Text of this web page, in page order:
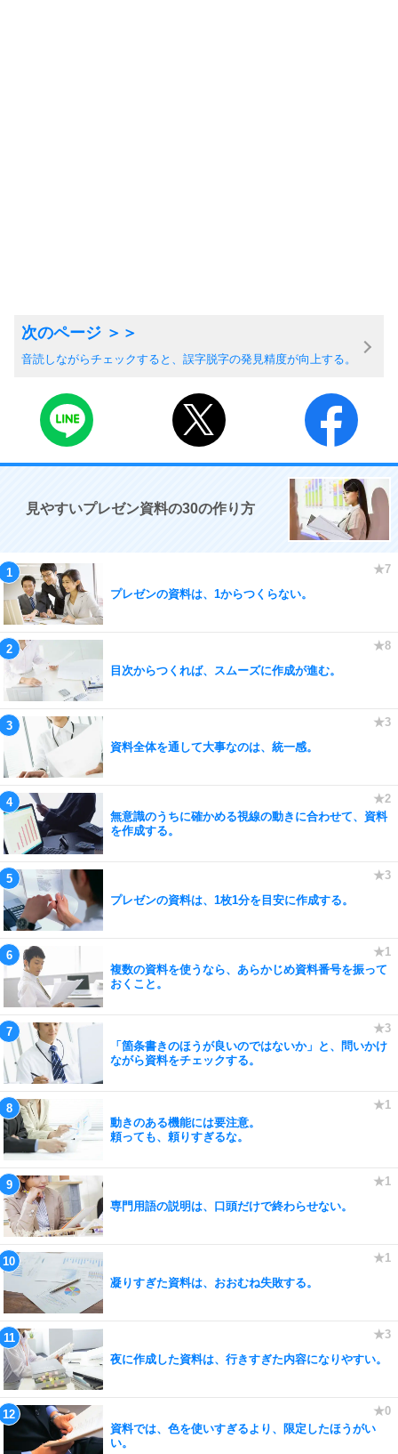
音読しながらチェックすると、誤字脱字の発見精度が向上する。
見やすいプレゼン資料の30の作り方
プレゼンの資料は、1からつくらない。
目次からつくれば、スムーズに作成が進む。
資料全体を通して大事なのは、統一感。
無意識のうちに確かめる視線の動きに合わせて、資料
を作成する。
プレゼンの資料は、1枚1分を目安に作成する。
複数の資料を使うなら、あらかじめ資料番号を振って
おくこと。
「箇条書きのほうが良いのではないか」と、問いかけ
ながら資料をチェックする。
動きのある機能には要注意。
頼っても、頼りすぎるな。
専門用語の説明は、口頭だけで終わらせない。
凝りすぎた資料は、おおむね失敗する。
夜に作成した資料は、行きすぎた内容になりやすい。
資料では、色を使いすぎるより、限定したほうがい
い。